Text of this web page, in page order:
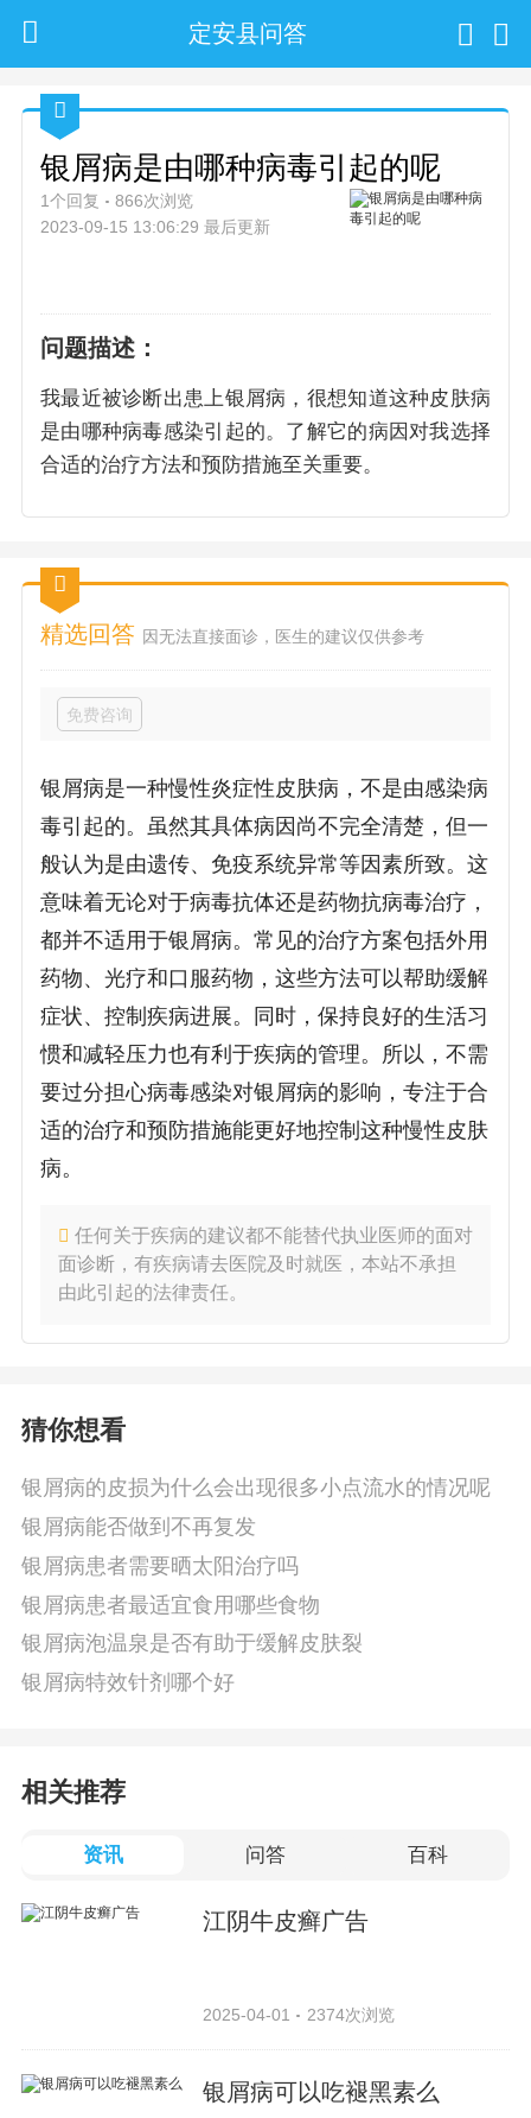
定安县问答
银屑病是由哪种病毒引起的呢
1个回复
866次浏览
2023-09-15 13:06:29 最后更新
问题描述：
我最近被诊断出患上银屑病，很想知道这种皮肤病
是由哪种病毒感染引起的。了解它的病因对我选择
合适的治疗方法和预防措施至关重要。
精选回答 因无法直接面诊，医生的建议仅供参考
免费咨询
银屑病是一种慢性炎症性皮肤病，不是由感染病
毒引起的。虽然其具体病因尚不完全清楚，但一
般认为是由遗传、免疫系统异常等因素所致。这
意味着无论对于病毒抗体还是药物抗病毒治疗，
都并不适用于银屑病。常见的治疗方案包括外用
药物、光疗和口服药物，这些方法可以帮助缓解
症状、控制疾病进展。同时，保持良好的生活习
惯和减轻压力也有利于疾病的管理。所以，不需
要过分担心病毒感染对银屑病的影响，专注于合
适的治疗和预防措施能更好地控制这种慢性皮肤
病。
任何关于疾病的建议都不能替代执业医师的面对
面诊断，有疾病请去医院及时就医，本站不承担
由此引起的法律责任。
猜你想看
银屑病的皮损为什么会出现很多小点流水的情况呢
银屑病能否做到不再复发
银屑病患者需要晒太阳治疗吗
银屑病患者最适宜食用哪些食物
银屑病泡温泉是否有助于缓解皮肤裂
银屑病特效针剂哪个好
相关推荐
资讯 问答 百科
江阴牛皮癣广告
2025-04-01 2374次浏览
银屑病可以吃褪黑素么